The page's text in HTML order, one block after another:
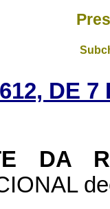
DE 7
DA